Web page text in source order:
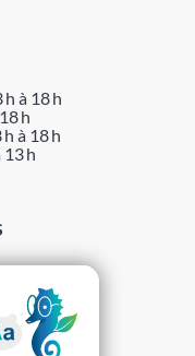
h à 18 h
h
h à 18 h
13 h